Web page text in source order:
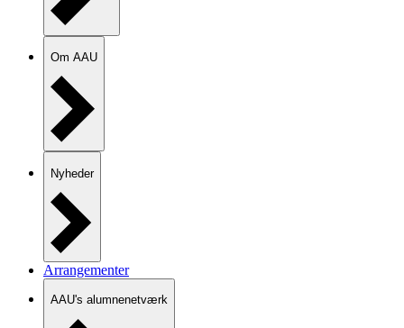
Om AAU
Nyheder
Arrangementer
AAU's alumnenetværk